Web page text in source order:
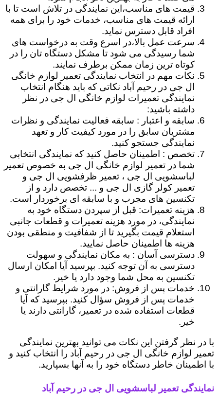
قیمت های مناسب،این نمایندگی در تلاش است تا با
ارائه قیمت های مناسب، خدمات خود را برای همه
افراد قابل دسترس نماید.
سرعت عمل بالا،در اسرع وقت به درخواست های
شما رسیدگی می شود تا مشکل دستگاه تان را در
کوتاه ترین زمان ممکن برطرف نمایند.
نکات مهم در انتخاب نمایندگی تعمیر لوازم خانگی
ال جی در رحیم ‌آباد نکاتی که باید هنگام انتخاب
نمایندگی تعمیرات لوازم خانگی ال جی در نظر
داشته باشید:
سابقه و اعتبار : سابقه فعالیت نمایندگی و نظرات
مشتریان سابق را در مورد کیفیت کار و تعهد
نمایندگی جستجو کنید.
تخصص : اطمینان حاصل کنید که نمایندگی انتخابی
شما در تعمیر لوازم خانگی ال جی به خصوص تعمیر
لباسشویی ال جی ، تعمیر ظرفشویی ال جی و
تعمیر کولر گازی ال جی و ... تخصص دارد و از
تکنسین های مجرب و با سابقه ای برخوردار است.
هزینه تعمیرات: قبل از سپردن دستگاه خود به
نمایندگی، در مورد هزینه تعمیرات و قطعات جانبی
استعلام قیمت بگیرید تا از شفافیت و منطقی بودن
هزینه ها اطمینان حاصل نمایید.
دسترسی آسان : به مکان نمایندگی و سهولت
دسترسی به آن توجه کنید. بپرسید آیا امکان ارسال
تکنسین به محل شما وجود دارد یا خیر.
خدمات پس از فروش: در مورد شرایط گارانتی و
خدمات پس از فروش سؤال کنید. بپرسید که آیا
قطعات استفاده شده در تعمیر، گارانتی دارند یا
خیر.
با در نظر گرفتن این نکات می توانید بهترین نمایندگی
تعمیر لوازم خانگی ال جی در رحیم ‌آباد را انتخاب کنید و
با اطمینان خاطر دستگاه خود را به آنها بسپارید.
نمایندگی تعمیر لباسشویی ال جی در رحیم ‌آباد